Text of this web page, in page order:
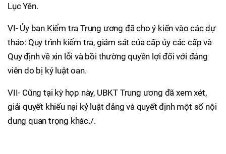
Lục Yên.
VI- Ủy ban Kiểm tra Trung ương đã cho ý kiến vào các dự
thảo: Quy trình kiểm tra, giám sát của cấp ủy các cấp và
Quy định về xin lỗi và bồi thường quyền lợi đối với đảng
viên do bị kỷ luật oan.
VII- Cũng tại kỳ họp này, UBKT Trung ương đã xem xét,
giải quyết khiếu nại kỷ luật đảng và quyết định một số nội
dung quan trọng khác./.